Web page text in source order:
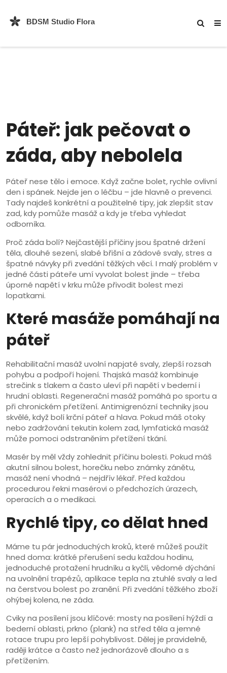
Páteř: jak pečovat o
záda, aby nebolela
Páteř nese tělo i emoce. Když začne bolet, rychle ovlivní
den i spánek. Nejde jen o léčbu – jde hlavně o prevenci.
Tady najdeš konkrétní a použitelné tipy, jak zlepšit stav
zad, kdy pomůže masáž a kdy je třeba vyhledat
odborníka.
Proč záda bolí? Nejčastější příčiny jsou špatné držení
těla, dlouhé sezení, slabé břišní a zádové svaly, stres a
špatné návyky při zvedání těžkých věcí. I malý problém v
jedné části páteře umí vyvolat bolest jinde – třeba
úporné napětí v krku může přivodit bolest mezi
lopatkami.
Které masáže pomáhají na
páteř
Rehabilitační masáž uvolní napjaté svaly, zlepší rozsah
pohybu a podpoří hojení. Thajská masáž kombinuje
strečink s tlakem a často uleví při napětí v bederní i
hrudní oblasti. Regenerační masáž pomáhá po sportu a
při chronickém přetížení. Antimigrenózní techniky jsou
skvělé, když bolí krční páteř a hlava. Pokud máš otoky
nebo zadržování tekutin kolem zad, lymfatická masáž
může pomoci odstraněním přetížení tkání.
Masér by měl vždy zohlednit příčinu bolesti. Pokud máš
akutní silnou bolest, horečku nebo známky zánětu,
masáž není vhodná – nejdřív lékař. Před každou
procedurou řekni masérovi o předchozích úrazech,
operacích a o medikaci.
Rychlé tipy, co dělat hned
Máme tu pár jednoduchých kroků, které můžeš použít
hned doma: krátké přerušení sedu každou hodinu,
jednoduché protažení hrudníku a kyčlí, vědomé dýchání
na uvolnění trapézů, aplikace tepla na ztuhlé svaly a led
na čerstvou bolest po zranění. Při zvedání těžkého zboží
ohýbej kolena, ne záda.
Cviky na posílení jsou klíčové: mosty na posílení hýždí a
bederní oblasti, prkno (plank) na střed těla a jemné
rotace trupu pro lepší pohyblivost. Dělej je pravidelně,
raději krátce a často než jednorázově dlouho a s
přetížením.